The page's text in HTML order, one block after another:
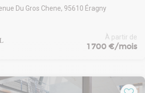
Du Gros Chene, 95610 Éragny
les plus élevés en termes de confort, de
Construit en 2024, il bénéficie d’une
avec une attention particulière portée à la
bénéficie d’une localisation stratégique à
autoroutes A15, A115 et N184,
À partir de
1 700 €/mois